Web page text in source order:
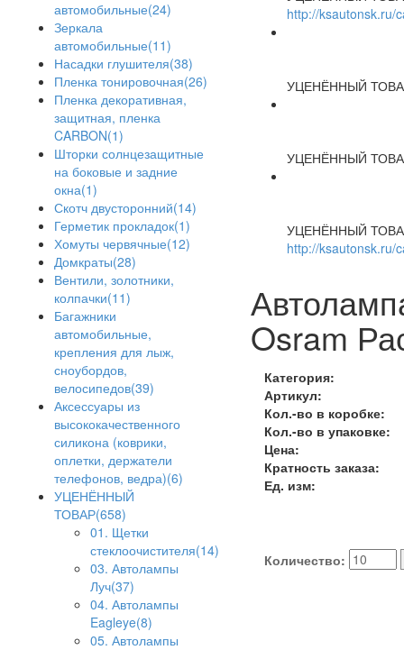
автомобильные(24)
Зеркала
автомобильные(11)
Насадки глушителя(38)
Пленка тонировочная(26)
Пленка декоративная,
защитная, пленка
CARBON(1)
Шторки солнцезащитные
на боковые и задние
окна(1)
Скотч двусторонний(14)
Герметик прокладок(1)
Хомуты червячные(12)
Домкраты(28)
Вентили, золотники,
колпачки(11)
Багажники
автомобильные,
крепления для лыж,
сноубордов,
велосипедов(39)
Аксессуары из
высококачественного
силикона (коврики,
оплетки, держатели
телефонов, ведра)(6)
УЦЕНЁННЫЙ
ТОВАР(658)
01. Щетки
стеклоочистителя(14)
03. Автолампы
Луч(37)
04. Автолампы
Eagleye(8)
05. Автолампы
http://ksautonsk.ru/
УЦЕНЁННЫЙ
УЦЕНЁННЫЙ
УЦЕНЁННЫЙ
http://ksautonsk.ru/
Osram
Категория:
Артикул:
Кол.-во в коробке:
Кол.-во в упаковке:
Цена:
Кратность заказа:
Ед. изм:
Количество: